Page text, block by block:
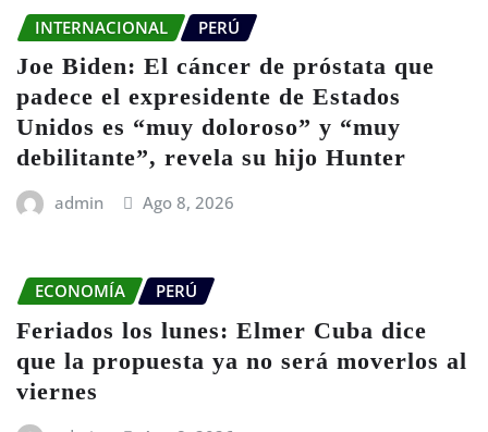
INTERNACIONAL PERÚ
Joe Biden: El cáncer de próstata que
padece el expresidente de Estados
Unidos es “muy doloroso” y “muy
debilitante”, revela su hijo Hunter
admin Ago 8, 2026
ECONOMÍA PERÚ
Feriados los lunes: Elmer Cuba dice
que la propuesta ya no será moverlos al
viernes